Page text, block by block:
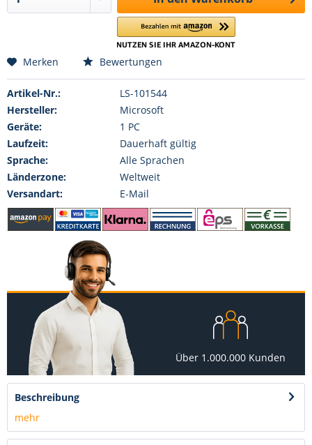
Merken Bewertungen
Artikel-Nr.:
LS-101544
Hersteller:
Microsoft
Geräte:
1 PC
Laufzeit:
Dauerhaft gültig
Sprache:
Alle Sprachen
Länderzone:
Weltweit
Versandart:
E-Mail
Über 1.000.000 Kunden
Beschreibung
mehr